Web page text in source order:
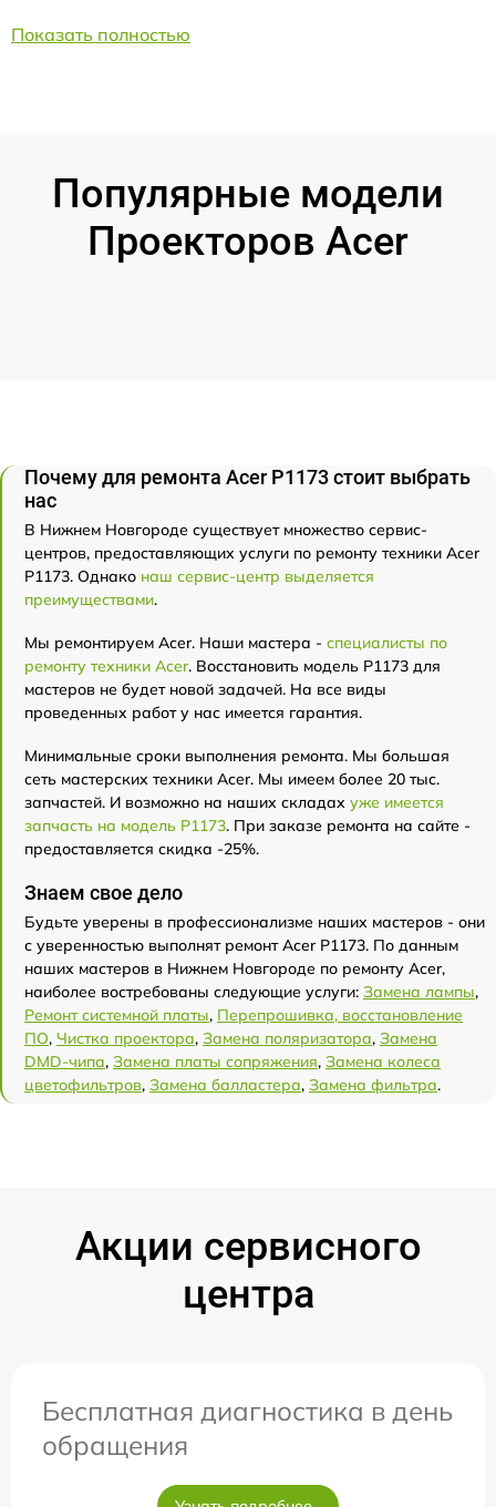
Показать полностью
Популярные модели
Проекторов Acer
Почему для ремонта Acer P1173 стоит выбрать
нас
В Нижнем Новгороде существует множество сервис-
центров, предоставляющих услуги по ремонту техники Acer
P1173. Однако наш сервис-центр выделяется
преимуществами.
Мы ремонтируем Acer. Наши мастера - специалисты по
ремонту техники Acer. Восстановить модель P1173 для
мастеров не будет новой задачей. На все виды
проведенных работ у нас имеется гарантия.
Минимальные сроки выполнения ремонта. Мы большая
сеть мастерских техники Acer. Мы имеем более 20 тыс.
запчастей. И возможно на наших складах уже имеется
запчасть на модель P1173. При заказе ремонта на сайте -
предоставляется скидка -25%.
Знаем свое дело
Будьте уверены в профессионализме наших мастеров - они
с уверенностью выполнят ремонт Acer P1173. По данным
наших мастеров в Нижнем Новгороде по ремонту Acer,
наиболее востребованы следующие услуги: Замена лампы,
Ремонт системной платы, Перепрошивка, восстановление
ПО, Чистка проектора, Замена поляризатора, Замена
DMD-чипа, Замена платы сопряжения, Замена колеса
цветофильтров, Замена балластера, Замена фильтра.
Акции сервисного
центра
Бесплатная диагностика в день
обращения